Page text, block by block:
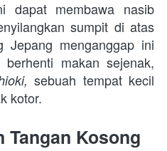
dapat membawa nasib
sumpit di atas
Jepang menganggap ini
makan sejenak,
sebuah tempat kecil
kotor.
Tangan Kosong